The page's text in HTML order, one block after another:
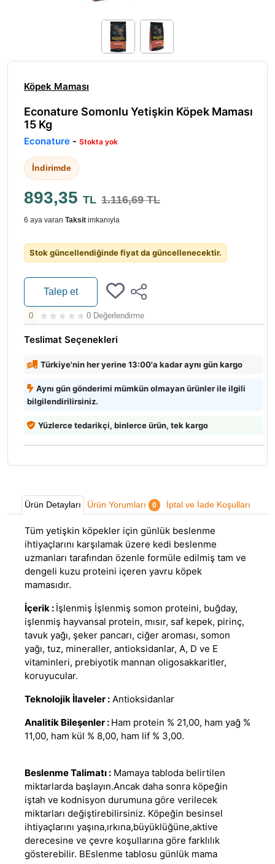
Köpek Maması
Econature Somonlu Yetişkin Köpek Maması
15 Kg
Econature - Stokta yok
İndirimde
893,35 TL 1.116,69 TL
6 aya varan Taksit imkanıyla
Stok güncellendiğinde fiyat da güncellenecektir.
Talep et
0 0 Değerlendirme
Teslimat Seçenekleri
Türkiye'nin her yerine 13:00'a kadar aynı gün kargo
Aynı gün gönderimi mümkün olmayan ürünler ile ilgili
bilgilendirilirsiniz.
Yüzlerce tedarikçi, binlerce ürün, tek kargo
Ürün Detayları Ürün Yorumları 0 İptal ve İade Koşulları
Tüm yetişkin köpekler için günlük beslenme
ihtiyaçlarını karşılamak üzere kedi beslenme
uzmanları tarafından özenle formüle edilmiş tam ve
dengeli kuzu proteini içeren yavru köpek
mamasıdır.
İçerik : İşlenmiş İşlenmiş somon proteini, buğday,
işlenmiş hayvansal protein, mısır, saf kepek, pirinç,
tavuk yağı, şeker pancarı, ciğer aroması, somon
yağı, tuz, mineraller, antioksidanlar, A, D ve E
vitaminleri, prebiyotik mannan oligosakkaritler,
koruyucular.
Teknolojik İlaveler : Antioksidanlar
Analitik Bileşenler : Ham protein % 21,00, ham yağ %
11,00, ham kül % 8,00, ham lif % 3,00.
Beslenme Talimatı : Mamaya tabloda belirtilen
miktarlarda başlayın.Ancak daha sonra köpeğin
iştah ve kodnisyon durumuna göre verilecek
miktarları değiştirebilirsiniz. Köpeğin besinsel
ihtiyaçlarını yaşına,ırkına,büyüklüğüne,aktive
derecesine ve çevre koşullarına göre farklılık
gösterebilir. BEslenme tablosu günlük mama